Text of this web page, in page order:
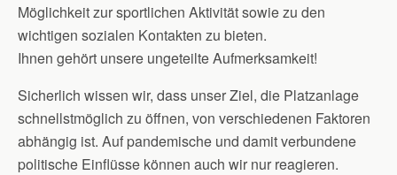
Möglichkeit zur sportlichen Aktivität sowie zu den
wichtigen sozialen Kontakten zu bieten.
Ihnen gehört unsere ungeteilte Aufmerksamkeit!
Sicherlich wissen wir, dass unser Ziel, die Platzanlage
schnellstmöglich zu öffnen, von verschiedenen Faktoren
abhängig ist. Auf pandemische und damit verbundene
politische Einflüsse können auch wir nur reagieren.